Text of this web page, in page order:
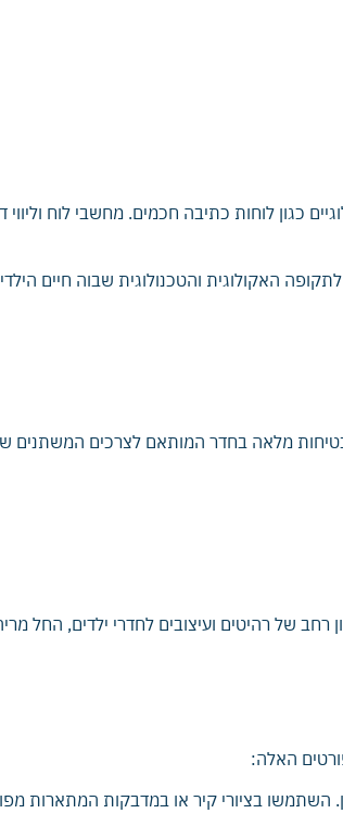
כגון לוחות כתיבה חכמים. מחשבי לוח וליווי
יכול להוביל לחדר נוח. חדשני ומתאים לתקופה האקולוגית והטכנולוגית שבוה
ובטיחות מלאה בחדר המותאם לצרכים
רחב של רהיטים ועיצובים לחדרי ילדים, החל
האלה:
השתמשו בציורי קיר או במדבקות המתארות